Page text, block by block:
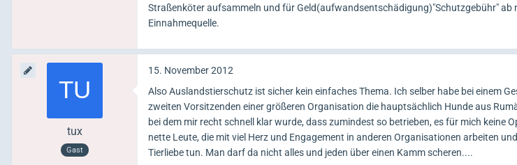
Straßenköter aufsammeln und für Geld(aufwandsentschädigung)"Schutzgebühr" ab
Einnahmequelle.
tux
Gast
15. November 2012
Also Auslandstierschutz ist sicher kein einfaches Thema. Ich selber habe bei einem
zweiten Vorsitzenden einer größeren Organisation die hauptsächlich Hunde aus
bei dem mir recht schnell klar wurde, dass zumindest so betrieben, es für mich keine
nette Leute, die mit viel Herz und Engagement in anderen Organisationen arbeiten
Tierliebe tun. Man darf da nicht alles und jeden über einen Kamm scheren....